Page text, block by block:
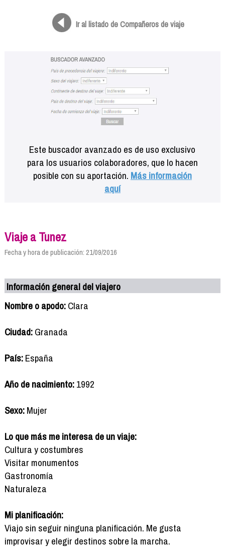
Ir al listado de Compañeros de viaje
Este buscador avanzado es de uso exclusivo
para los usuarios colaboradores, que lo hacen
posible con su aportación. Más información
aquí
Viaje a Tunez
Fecha y hora de publicación: 21/09/2016
Información general del viajero
Nombre o apodo:Clara
Ciudad:Granada
País:España
Año de nacimiento:1992
Sexo:Mujer
Lo que más me interesa de un viaje:
Cultura y costumbres
Visitar monumentos
Gastronomía
Naturaleza
Mi planificación:
Viajo sin seguir ninguna planificación. Me gusta
improvisar y elegir destinos sobre la marcha.